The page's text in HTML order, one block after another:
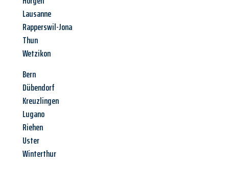
Lausanne
Rapperswil-Jona
Thun
Wetzikon
Bern
Dübendorf
Kreuzlingen
Lugano
Riehen
Uster
Winterthur